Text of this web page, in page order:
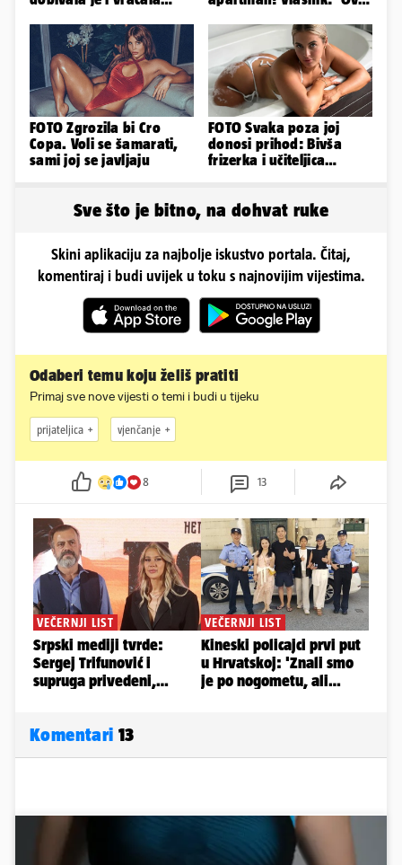
tukao šakama'
FOTO Zgrozila bi Cro
Copa. Voli se šamarati,
sami joj se javljaju
FOTO Svaka poza joj
donosi prihod: Bivša
frizerka i učiteljica
Sve što je bitno, na dohvat ruke
Skini aplikaciju za najbolje iskustvo portala. Čitaj,
komentiraj i budi uvijek u toku s najnovijim vijestima.
Odaberi temu koju želiš pratiti
Primaj sve nove vijesti o temi i budi u tijeku
prijateljica vjenčanje
8 13
Komentari 13